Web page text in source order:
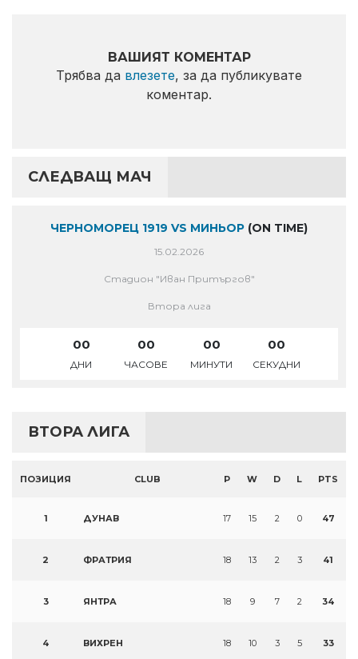
ВАШИЯТ КОМЕНТАР
Трябва да влезете, за да публикувате
коментар.
СЛЕДВАЩ МАЧ
ЧЕРНОМОРЕЦ 1919 VS МИНЬОР (ON TIME)
15.02.2026
Стадион "Иван Притъргов"
Втора лига
00
ДНИ
00
ЧАСОВЕ
00
МИНУТИ
00
СЕКУДНИ
ВТОРА ЛИГА
ПОЗИЦИЯ CLUB P W D L PTS
1 ДУНАВ 17 15 2 0 47
2 ФРАТРИЯ 18 13 2 3 41
3 ЯНТРА 18 9 7 2 34
4 ВИХРЕН 18 10 3 5 33